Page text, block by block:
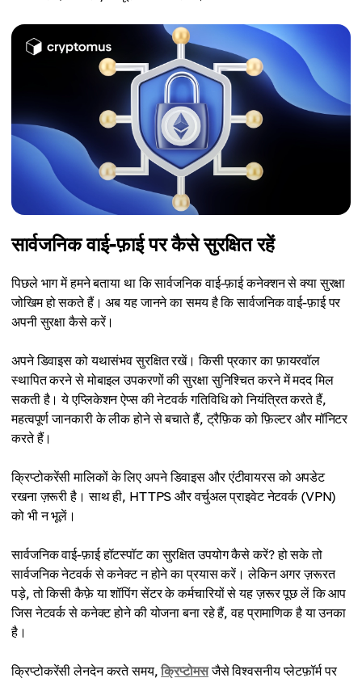
सार्वजनिक वाई-फ़ाई पर कैसे सुरक्षित रहें
पिछले भाग में हमने बताया था कि सार्वजनिक वाई-फ़ाई कनेक्शन से क्या सुरक्षा
जोखिम हो सकते हैं। अब यह जानने का समय है कि सार्वजनिक वाई-फ़ाई पर
अपनी सुरक्षा कैसे करें।
अपने डिवाइस को यथासंभव सुरक्षित रखें। किसी प्रकार का फ़ायरवॉल
स्थापित करने से मोबाइल उपकरणों की सुरक्षा सुनिश्चित करने में मदद मिल
सकती है। ये एप्लिकेशन ऐप्स की नेटवर्क गतिविधि को नियंत्रित करते हैं,
महत्वपूर्ण जानकारी के लीक होने से बचाते हैं, ट्रैफ़िक को फ़िल्टर और मॉनिटर
करते हैं।
क्रिप्टोकरेंसी मालिकों के लिए अपने डिवाइस और एंटीवायरस को अपडेट
रखना ज़रूरी है। साथ ही, HTTPS और वर्चुअल प्राइवेट नेटवर्क (VPN)
को भी न भूलें।
सार्वजनिक वाई-फ़ाई हॉटस्पॉट का सुरक्षित उपयोग कैसे करें? हो सके तो
सार्वजनिक नेटवर्क से कनेक्ट न होने का प्रयास करें। लेकिन अगर ज़रूरत
पड़े, तो किसी कैफ़े या शॉपिंग सेंटर के कर्मचारियों से यह ज़रूर पूछ लें कि आप
जिस नेटवर्क से कनेक्ट होने की योजना बना रहे हैं, वह प्रामाणिक है या उनका
है।
क्रिप्टोकरेंसी लेनदेन करते समय,क्रिप्टोमसजैसे विश्वसनीय प्लेटफ़ॉर्म पर